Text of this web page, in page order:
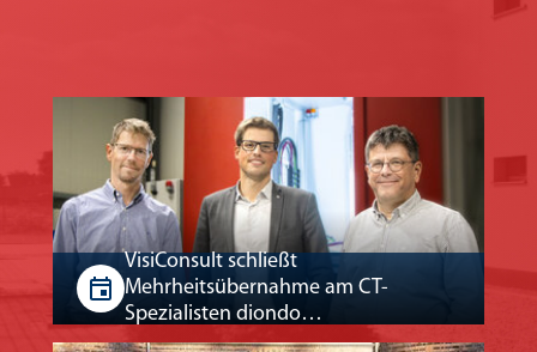
VisiConsult schließt
Mehrheitsübernahme am CT-
Spezialisten diondo…